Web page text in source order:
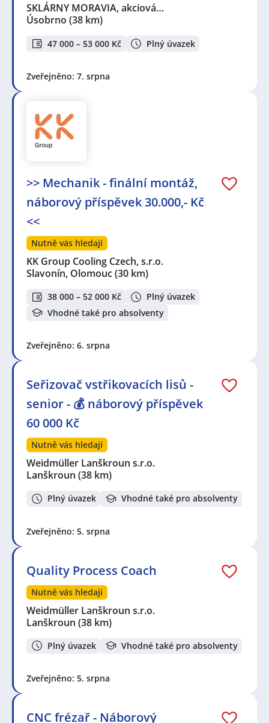
Šternberk,Mohelnice, okres Šumperk
Unčovice, Litovel,Šumperk,Zábřeh
okres Olomouc, Řepčín, Olomouc
Lazce, Olomouc ,Olomouc
SKLÁRNY MORAVIA, akciová…
Úsobrno (38 km)
47 000 – 53 000 Kč Plný úvazek
Zveřejněno: 7. srpna
>> Mechanik - finální montáž,
náborový příspěvek 30.000,- Kč
<<
Nutně vás hledají
KK Group Cooling Czech, s.r.o.
Slavonín, Olomouc(30 km)
38 000 – 52 000 Kč
Plný úvazek
Vhodné také pro absolventy
Zveřejněno: 6. srpna
Seřizovač vstřikovacích lisů -
senior - 💰 náborový příspěvek
60 000 Kč
Nutně vás hledají
Weidmüller Lanškroun s.r.o.
Lanškroun (38 km)
Plný úvazek Vhodné také pro absolventy
Zveřejněno: 5. srpna
Quality Process Coach
Nutně vás hledají
Weidmüller Lanškroun s.r.o.
Lanškroun (38 km)
Plný úvazek Vhodné také pro absolventy
Zveřejněno: 5. srpna
CNC frézař - Náborový